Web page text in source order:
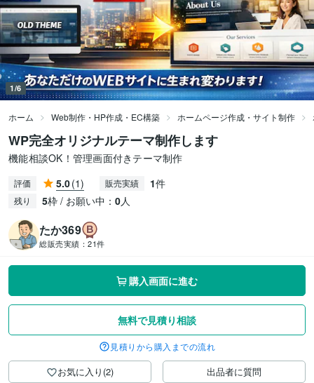
1/6
ホーム Web制作・HP作成・EC構築 ホームページ作成・サイト制作
WP完全オリジナルテーマ制作します
機能相談OK！管理画面付きテーマ制作
評価 5.0(1) 販売実績 1件
残り 5枠 / お願い中： 0人
たか369
総販売実績： 21件
購入画面に進む
無料で見積り相談
見積りから購入までの流れ
お気に入り(2) 出品者に質問